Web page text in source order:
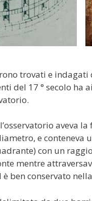
trovati e indagati
del 17 ° secolo ha
aveva
e
con un
mentre
ben conservato